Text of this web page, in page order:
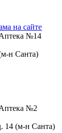
на сайте
№14
н Санта)
№2
14 (м-н Санта)